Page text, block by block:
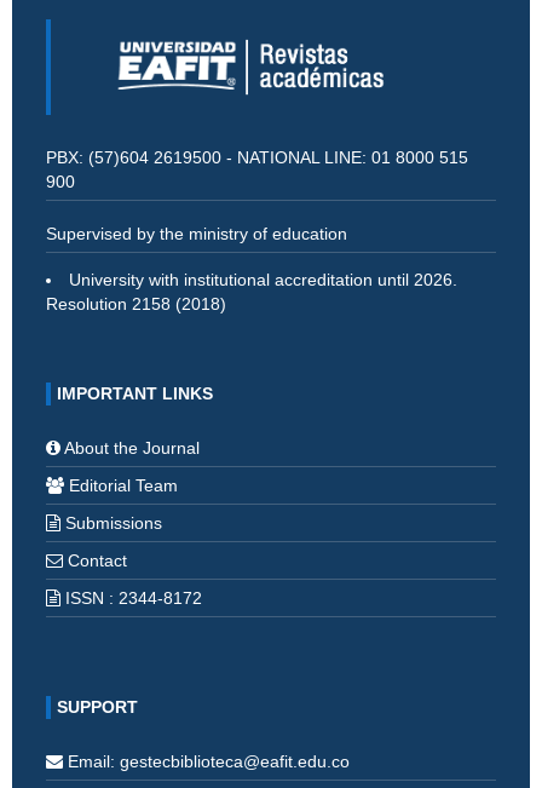
PBX: (57)604 2619500 - NATIONAL LINE: 01 8000 515
900
Supervised by the ministry of education
University with institutional accreditation until 2026.
Resolution 2158 (2018)
IMPORTANT LINKS
About the Journal
Editorial Team
Submissions
Contact
ISSN : 2344-8172
SUPPORT
Email: gestecbiblioteca@eafit.edu.co